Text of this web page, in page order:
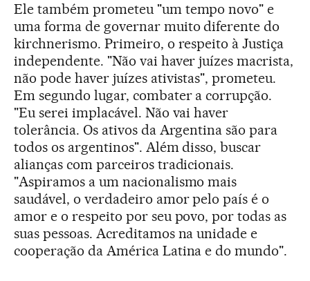
Ele também prometeu "um tempo novo" e
uma forma de governar muito diferente do
kirchnerismo. Primeiro, o respeito à Justiça
independente. "Não vai haver juízes macrista,
não pode haver juízes ativistas", prometeu.
Em segundo lugar, combater a corrupção.
"Eu serei implacável. Não vai haver
tolerância. Os ativos da Argentina são para
todos os argentinos". Além disso, buscar
alianças com parceiros tradicionais.
"Aspiramos a um nacionalismo mais
saudável, o verdadeiro amor pelo país é o
amor e o respeito por seu povo, por todas as
suas pessoas. Acreditamos na unidade e
cooperação da América Latina e do mundo".